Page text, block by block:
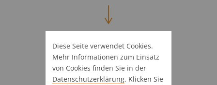
Diese Seite verwendet Cookies.
Mehr Informationen zum Einsatz
von Cookies finden Sie in der
Datenschutz­erklärung. Klicken Sie